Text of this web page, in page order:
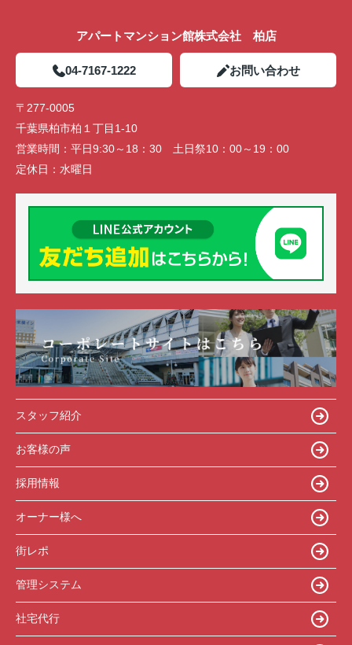
アパートマンション館株式会社 柏店
04-7167-1222 お問い合わせ
〒277-0005
千葉県柏市柏１丁目1-10
営業時間： 平日9:30～18：30 土日祭10：00～19：00
定休日： 水曜日
スタッフ紹介
お客様の声
採用情報
オーナー様へ
街レポ
管理システム
社宅代行